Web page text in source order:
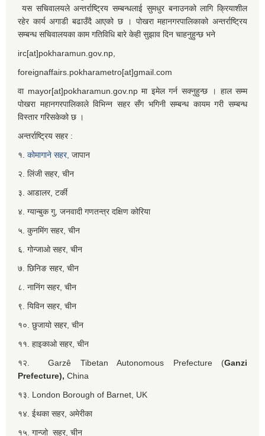
यस सचिवालयले अन्तर्राष्ट्रिय सम्बन्धलाई सुमधुर बनाउनको लागि क्रियाशील
रहेर कार्य अगाडी बढाउँदै आएको छ । पोखरा महानगरपालिकाको अन्तर्राष्ट्रिय
सम्बन्ध सचिवालयका काम गतिविधि बारे केही सुझाव दिन चाहनुहुन्छ भने
irc[at]pokharamun.gov.np,
foreignaffairs.pokharametro[at]gmail.com
वा mayor[at]pokharamun.gov.np मा इमेल गर्न सक्नुहुन्छ । हाल सम्म
पोखरा महानगरपालिकाले विभिन्न सहर सँग भगिनी सम्बन्ध कायम गरी सम्बन्ध
विस्तार गरिसकेको छ ।
अन्तर्राष्ट्रिय सहर :
१. कोमागाने सहर, जापान
२. लिंजी सहर, चीन
३. आडालर, टर्की
४. ग्यान्बुक गु, जनवादी गणतन्त्र दक्षिण कोरिया
५. कुनमिंग सहर, चीन
६. गोन्जाओ सहर, चीन
७. छिनिङ सहर, चीन
८. नानिंग सहर, चीन
९. यिविन सहर, चीन
१०. छुजायो सहर, चीन
११. हाइकाओ सहर, चीन
१२. Garzê Tibetan Autonomous Prefecture (Ganzi
Prefecture), China
१३. London Borough of Barnet, UK
१४. ईथका सहर, अमेरीका
१५. गान्जो सहर, चीन